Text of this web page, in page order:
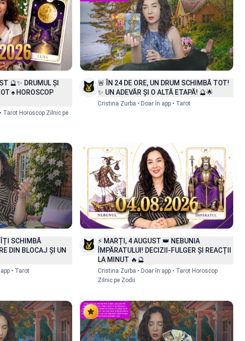
🔮✨ DRUMUL ȘI
♠️ HOROSCOP
Tarot Horoscop Zilnic pe
Detalii
🚨 ÎN 24 DE ORE, UN DRUM SCHIMBĂ TOT!
✨ UN ADEVĂR ȘI O ALTĂ ETAPĂ! 🔮🌟
Cristina Zurba • Doar în app • Tarot
ÎȚI SCHIMBĂ
DIN BLOCAJ ȘI UN
• Tarot
Detalii
⚡ MARȚI, 4 AUGUST 👑 NEBUNIA
ÎMPĂRATULUI! DECIZII-FULGER ȘI REACȚII
LA MINUT 🔥🔮
Cristina Zurba • Doar în app • Tarot Horoscop
Zilnic pe Zodii